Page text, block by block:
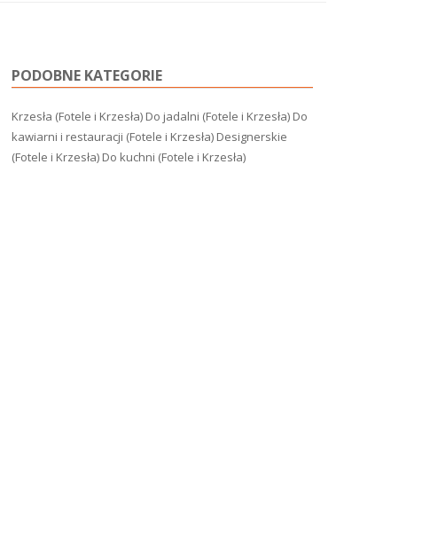
PODOBNE KATEGORIE
Krzesła (Fotele i Krzesła) Do jadalni (Fotele i Krzesła) Do
kawiarni i restauracji (Fotele i Krzesła) Designerskie
(Fotele i Krzesła) Do kuchni (Fotele i Krzesła)